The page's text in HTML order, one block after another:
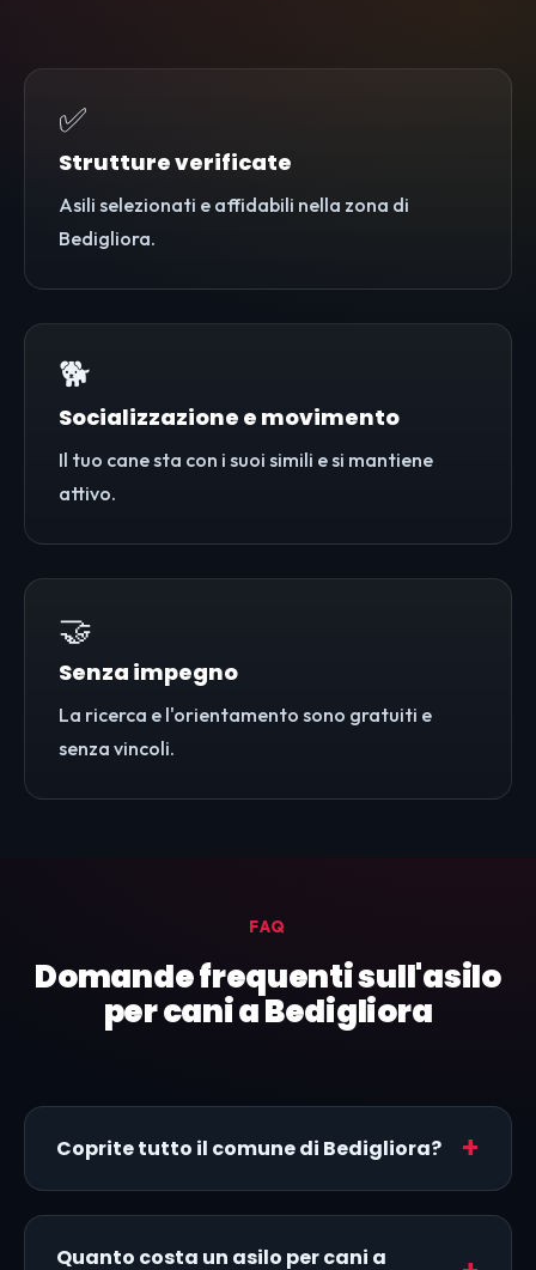
✅
Strutture verificate
Asili selezionati e affidabili nella zona di
Bedigliora.
🐕
Socializzazione e movimento
Il tuo cane sta con i suoi simili e si mantiene
attivo.
🤝
Senza impegno
La ricerca e l'orientamento sono gratuiti e
senza vincoli.
FAQ
Domande frequenti sull'asilo
per cani a Bedigliora
Coprite tutto il comune di Bedigliora?
Quanto costa un asilo per cani a